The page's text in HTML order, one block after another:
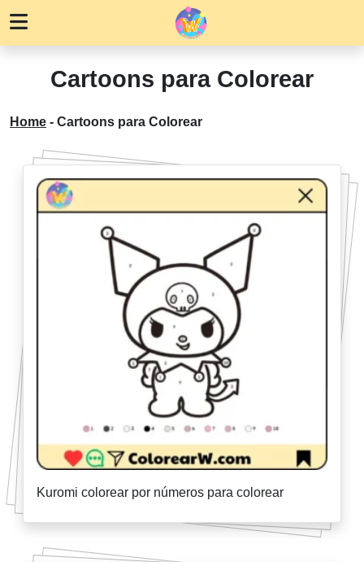
Cartoons para Colorear
Home - Cartoons para Colorear
Kuromi colorear por números para colorear